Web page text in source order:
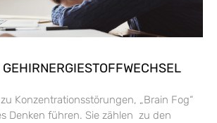
Konzentrationsstörungen, „Brain Fog“
Denken führen. Sie zählen zu den